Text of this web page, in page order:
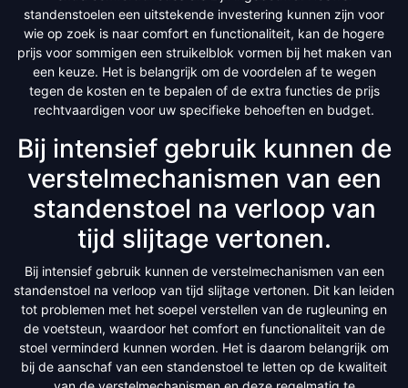
standenstoelen een uitstekende investering kunnen zijn voor
wie op zoek is naar comfort en functionaliteit, kan de hogere
prijs voor sommigen een struikelblok vormen bij het maken van
een keuze. Het is belangrijk om de voordelen af te wegen
tegen de kosten en te bepalen of de extra functies de prijs
rechtvaardigen voor uw specifieke behoeften en budget.
Bij intensief gebruik kunnen de
verstelmechanismen van een
standenstoel na verloop van
tijd slijtage vertonen.
Bij intensief gebruik kunnen de verstelmechanismen van een
standenstoel na verloop van tijd slijtage vertonen. Dit kan leiden
tot problemen met het soepel verstellen van de rugleuning en
de voetsteun, waardoor het comfort en functionaliteit van de
stoel verminderd kunnen worden. Het is daarom belangrijk om
bij de aanschaf van een standenstoel te letten op de kwaliteit